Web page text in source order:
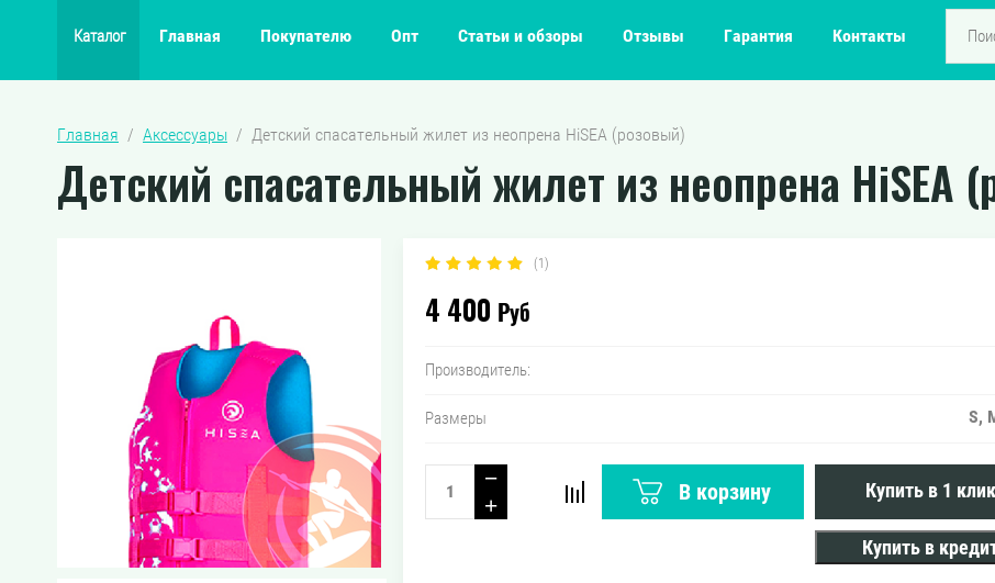
Каталог Главная Покупателю Опт Статьи и обзоры Отзывы Гарантия Контакты
Главная
  /
Аксессуары
  /  Детский спасательный жилет из неопрена HiSEA (розовый)
Детский спасательный жилет из неопрена HiSEA
(1)
4 400 Руб
Производитель:
Размеры S,
−
+
В корзину Купить в 1 клик
Купить в